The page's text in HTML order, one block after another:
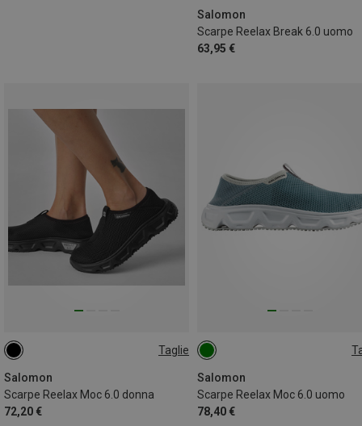
Salomon
Scarpe Reelax Break 6.0 uomo
63,95 €
Taglie
Salomon
Scarpe Reelax Moc 6.0 donna
72,20 €
36.5|37
40.5|41
Salomon
Scarpe Reelax Moc 6.0 uomo
78,40 €
41|41.5